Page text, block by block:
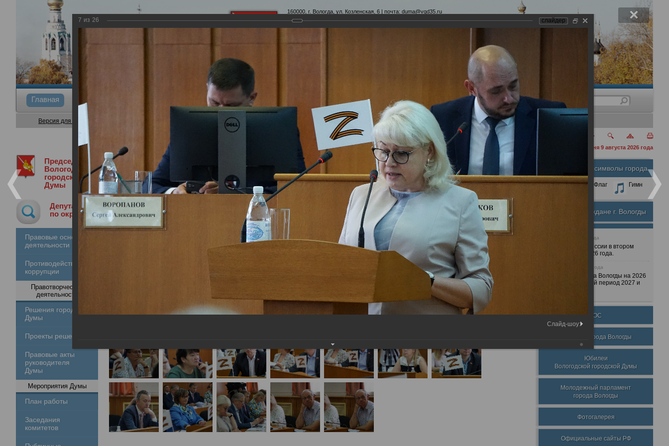
160000, г. Вологда, ул. Козленская, 6 | почта: duma@vgd35.ru
Главная Комитеты График приема Контакты Депутатские объединения
Версия для слабовидящих
сегодня 9 августа 2026 года
Председатель
Вологодской
городской
Думы
Депутат
по округу
Правовые основы
деятельности
Противодействие
коррупции
Правотворческая
деятельность
Решения городской
Думы
Проекты решений
Правовые акты
руководителя
Думы
Мероприятия Думы
План работы
Заседания
комитетов
Медиа библиотека
36-я сессия Вологодской городской Думы
Размер шрифта: А А А
36-я сессия Вологодской городской Думы
29.06.2023
Официальные символы города
Герб Флаг Гимн
Почетные граждане г. Вологды
25 июня 2026 года
Очередные сессии в втором
полугодии 2026 года.
7 декабря 2025 года
Бюджет города Вологды на 2026
год и плановый период 2027 и
ТОС
Награды города Вологды
Юбилеи
Вологодской городской Думы
Молодежный парламент
города Вологды
Фотогалерея
Официальные сайты РФ
7 из 26 слайдер
Слайд-шоу: